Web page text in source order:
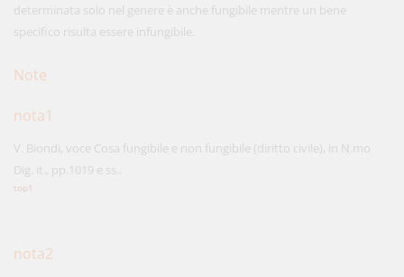
determinata solo nel genere è anche fungibile mentre un bene
specifico risulta essere infungibile.
Note
nota1
V. Biondi, voce Cosa fungibile e non fungibile (diritto civile), in N.mo
Dig. it., pp.1019 e ss..
top1
nota2